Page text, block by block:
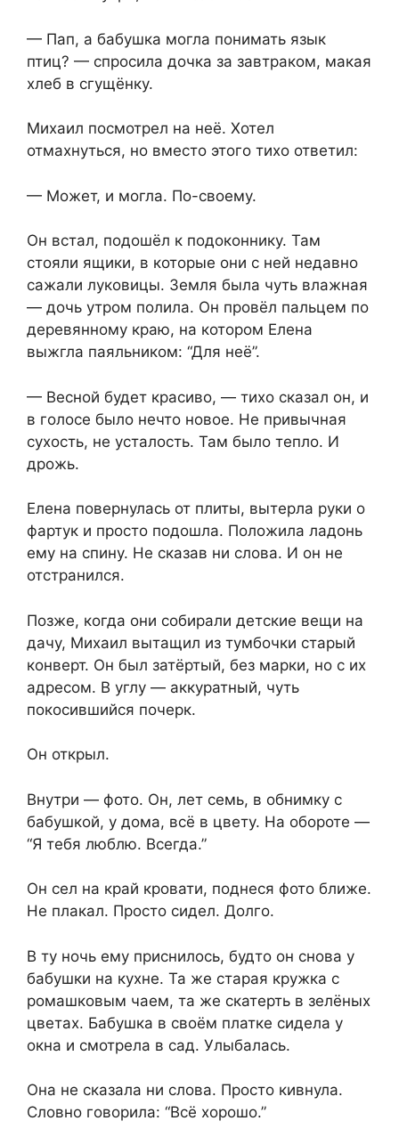
— Пап, а бабушка могла понимать язык
птиц? — спросила дочка за завтраком, макая
хлеб в сгущёнку.
Михаил посмотрел на неё. Хотел
отмахнуться, но вместо этого тихо ответил:
— Может, и могла. По-своему.
Он встал, подошёл к подоконнику. Там
стояли ящики, в которые они с ней недавно
сажали луковицы. Земля была чуть влажная
— дочь утром полила. Он провёл пальцем по
деревянному краю, на котором Елена
выжгла паяльником: “Для неё”.
— Весной будет красиво, — тихо сказал он, и
в голосе было нечто новое. Не привычная
сухость, не усталость. Там было тепло. И
дрожь.
Елена повернулась от плиты, вытерла руки о
фартук и просто подошла. Положила ладонь
ему на спину. Не сказав ни слова. И он не
отстранился.
Позже, когда они собирали детские вещи на
дачу, Михаил вытащил из тумбочки старый
конверт. Он был затёртый, без марки, но с их
адресом. В углу — аккуратный, чуть
покосившийся почерк.
Он открыл.
Внутри — фото. Он, лет семь, в обнимку с
бабушкой, у дома, всё в цвету. На обороте —
“Я тебя люблю. Всегда.”
Он сел на край кровати, поднеся фото ближе.
Не плакал. Просто сидел. Долго.
В ту ночь ему приснилось, будто он снова у
бабушки на кухне. Та же старая кружка с
ромашковым чаем, та же скатерть в зелёных
цветах. Бабушка в своём платке сидела у
окна и смотрела в сад. Улыбалась.
Она не сказала ни слова. Просто кивнула.
Словно говорила: “Всё хорошо.”